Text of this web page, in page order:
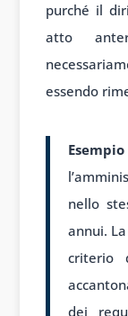
purché il
atto
essendo
nello
annui.
criterio
dei